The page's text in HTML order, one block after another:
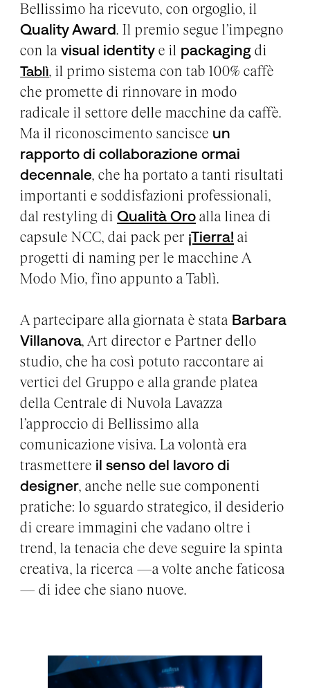
Bellissimo ha ricevuto, con orgoglio, il
Quality Award. Il premio segue l’impegno
con lavisual identitye il packaging di
Tablì, il primo sistema con tab 100% caffè
che promette di rinnovare in modo
radicale il settore delle macchine da caffè.
Ma il riconoscimento sancisce un
rapporto di collaborazione ormai
decennale, che ha portato a tanti risultati
importanti e soddisfazioni professionali,
dal restyling diQualità Oro alla linea di
capsule NCC, dai pack per ¡Tierra! ai
progetti di naming per le macchine A
Modo Mio, fino appunto a Tablì.
A partecipare alla giornata è stata Barbara
Villanova, Art director e Partner dello
studio, che ha così potuto raccontare ai
vertici del Gruppo e alla grande platea
della Centrale di Nuvola Lavazza
l’approccio di Bellissimo alla
comunicazione visiva. La volontà era
trasmettere il senso del lavoro di
designer, anche nelle sue componenti
pratiche: lo sguardo strategico, il desiderio
di creare immagini che vadano oltre i
trend, la tenacia che deve seguire la spinta
creativa, la ricerca —a volte anche faticosa
— di idee che siano nuove.